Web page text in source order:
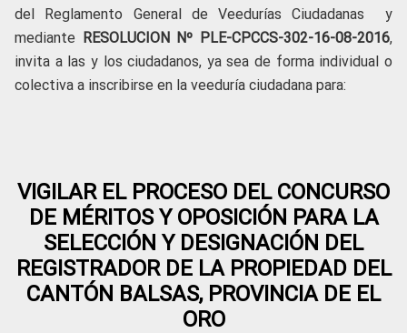
del Reglamento General de Veedurías Ciudadanas y
mediante RESOLUCION Nº PLE-CPCCS-302-16-08-2016,
invita a las y los ciudadanos, ya sea de forma individual o
colectiva a inscribirse en la veeduría ciudadana para:
VIGILAR EL PROCESO DEL CONCURSO
DE MÉRITOS Y OPOSICIÓN PARA LA
SELECCIÓN Y DESIGNACIÓN DEL
REGISTRADOR DE LA PROPIEDAD DEL
CANTÓN BALSAS, PROVINCIA DE EL
ORO